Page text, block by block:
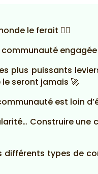
le ferait 🤷‍♂️
communauté
plus puissants
seront jamais 🚀
est loin
Construire
différents types de